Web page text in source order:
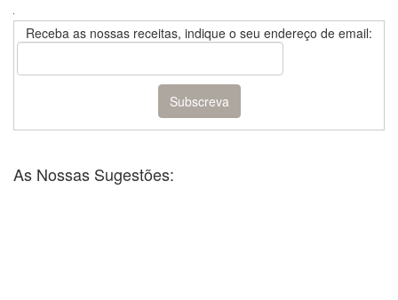
Receba as nossas receitas, indique o seu endereço de email:
As Nossas Sugestões: